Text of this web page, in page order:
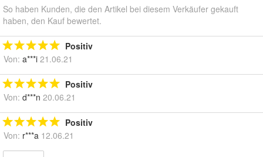
So haben Kunden, die den Artikel bei diesem Verkäufer gekauft
haben, den Kauf bewertet.
Positiv
Von: a***i 21.06.21
Positiv
Von: d***n 20.06.21
Positiv
Von: r***a 12.06.21